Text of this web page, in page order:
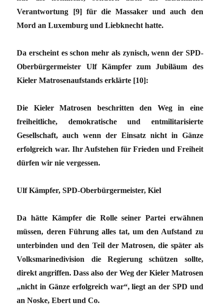
Verantwortung [9] für die Massaker und auch den
Mord an Luxemburg und Liebknecht hatte.
Da erscheint es schon mehr als zynisch, wenn der SPD-
Oberbürgermeister Ulf Kämpfer zum Jubiläum des
Kieler Matrosenaufstands erklärte [10]:
Die Kieler Matrosen beschritten den Weg in eine
freiheitliche, demokratische und entmilitarisierte
Gesellschaft, auch wenn der Einsatz nicht in Gänze
erfolgreich war. Ihr Aufstehen für Frieden und Freiheit
dürfen wir nie vergessen.
Ulf Kämpfer, SPD-Oberbürgermeister, Kiel
Da hätte Kämpfer die Rolle seiner Partei erwähnen
müssen, deren Führung alles tat, um den Aufstand zu
unterbinden und den Teil der Matrosen, die später als
Volksmarinedivision die Regierung schützen sollte,
direkt angriffen. Dass also der Weg der Kieler Matrosen
„nicht in Gänze erfolgreich war“, liegt an der SPD und
an Noske, Ebert und Co.